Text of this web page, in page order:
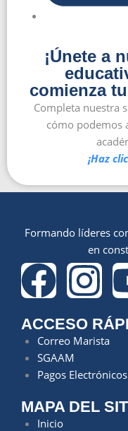
¡Únete a
comienza
Completa nuestra
cómo podemos
¡Haz
Formando líderes
en
ACCESO
Correo Marista
SGAAM
Pagos Electrónicos
MAPA DEL
Inicio